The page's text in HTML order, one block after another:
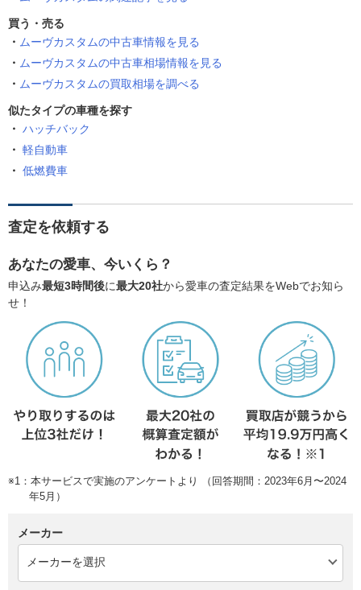
買う・売る
ムーヴカスタムの中古車情報を見る
ムーヴカスタムの中古車相場情報を見る
ムーヴカスタムの買取相場を調べる
似たタイプの車種を探す
ハッチバック
軽自動車
低燃費車
査定を依頼する
あなたの愛車、今いくら？
申込み最短3時間後に最大20社から愛車の査定結果をWebでお知ら
せ！
※1：本サービスで実施のアンケートより （回答期間：2023年6月〜2024
年5月）
メーカー